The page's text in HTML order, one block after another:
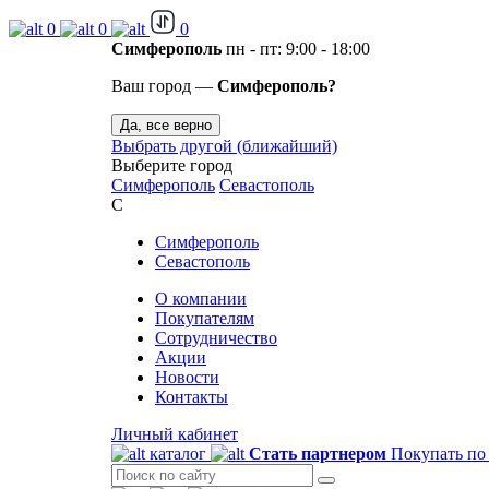
0 0
0
Симферополь пн - пт: 9:00 - 18:00
Ваш город — Симферополь?
Да, все верно
Выбрать другой (ближайший)
Выберите город
Симферополь Севастополь
С
Симферополь
Севастополь
О компании
Покупателям
Сотрудничество
Акции
Новости
Контакты
Личный кабинет
каталог
Стать партнером Покупать